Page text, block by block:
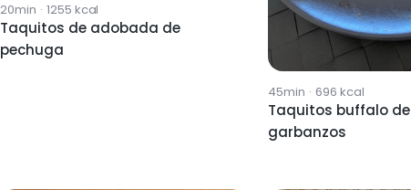
20min · 1255 kcal
Taquitos de adobada de
pechuga
45min · 696 kcal
Taquitos buffalo de
garbanzos